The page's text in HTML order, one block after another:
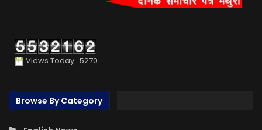
Views Today : 5270
Browse By Category